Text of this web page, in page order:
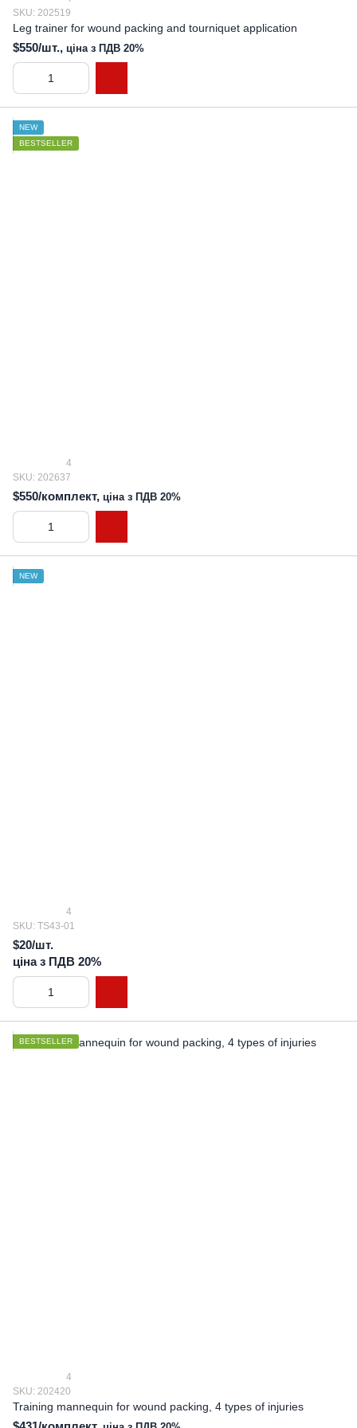
SKU: 202519
Leg trainer for wound packing and tourniquet application
$550/шт., ціна з ПДВ 20%
NEW
BESTSELLER
4
SKU: 202637
$550/комплект, ціна з ПДВ 20%
NEW
4
SKU: TS43-01
$20/шт.
ціна з ПДВ 20%
BESTSELLER
4
SKU: 202420
Training mannequin for wound packing, 4 types of injuries